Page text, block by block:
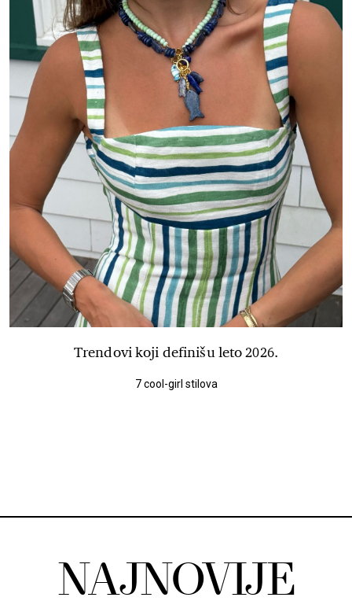
Trendovi koji definišu leto 2026.
7 cool-girl stilova
NAJNOVIJE